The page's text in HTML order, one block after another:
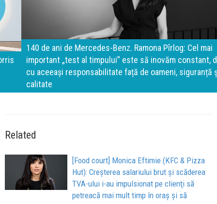
140 de ani de Mercedes-Benz. Ramona Pîrlog: Cel mai
important „test al timpului” este să inovăm constant, dar
cu aceeași responsabilitate față de oameni, siguranță și
calitate
Related
[Food court] Monica Eftimie (KFC & Pizza
Hut): Creşterea salariului brut şi scăderea
TVA-ului i-au impulsionat pe clienţi să
petreacă mai mult timp în oraş şi să